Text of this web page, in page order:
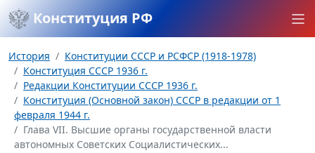
Конституция РФ
История
Конституции СССР и РСФСР (1918-1978)
Конституция СССР 1936 г.
Редакции Конституции СССР 1936 г.
Конституция (Основной закон) СССР в редакции от 1
февраля 1944 г.
Глава VII. Высшие органы государственной власти
автономных Советских Социалистических...